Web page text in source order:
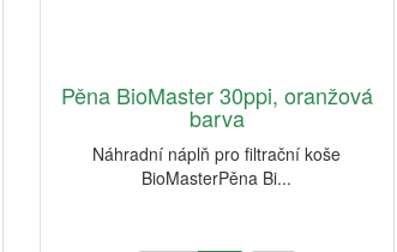
Pěna BioMaster 30ppi, oranžová
barva
Náhradní náplň pro filtrační koše
BioMasterPěna Bi...